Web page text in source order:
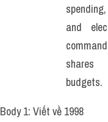
and
shares
budgets.
Body 1: Viết về 1998